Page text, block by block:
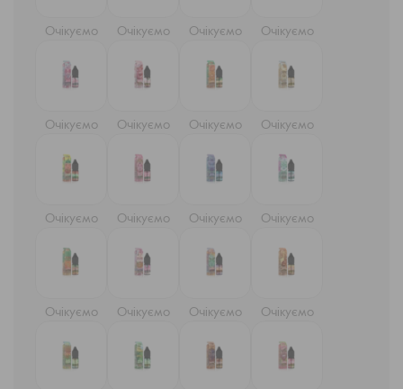
Очікуємо Очікуємо Очікуємо Очікуємо
Очікуємо Очікуємо Очікуємо Очікуємо
Очікуємо Очікуємо Очікуємо Очікуємо
Очікуємо Очікуємо Очікуємо Очікуємо